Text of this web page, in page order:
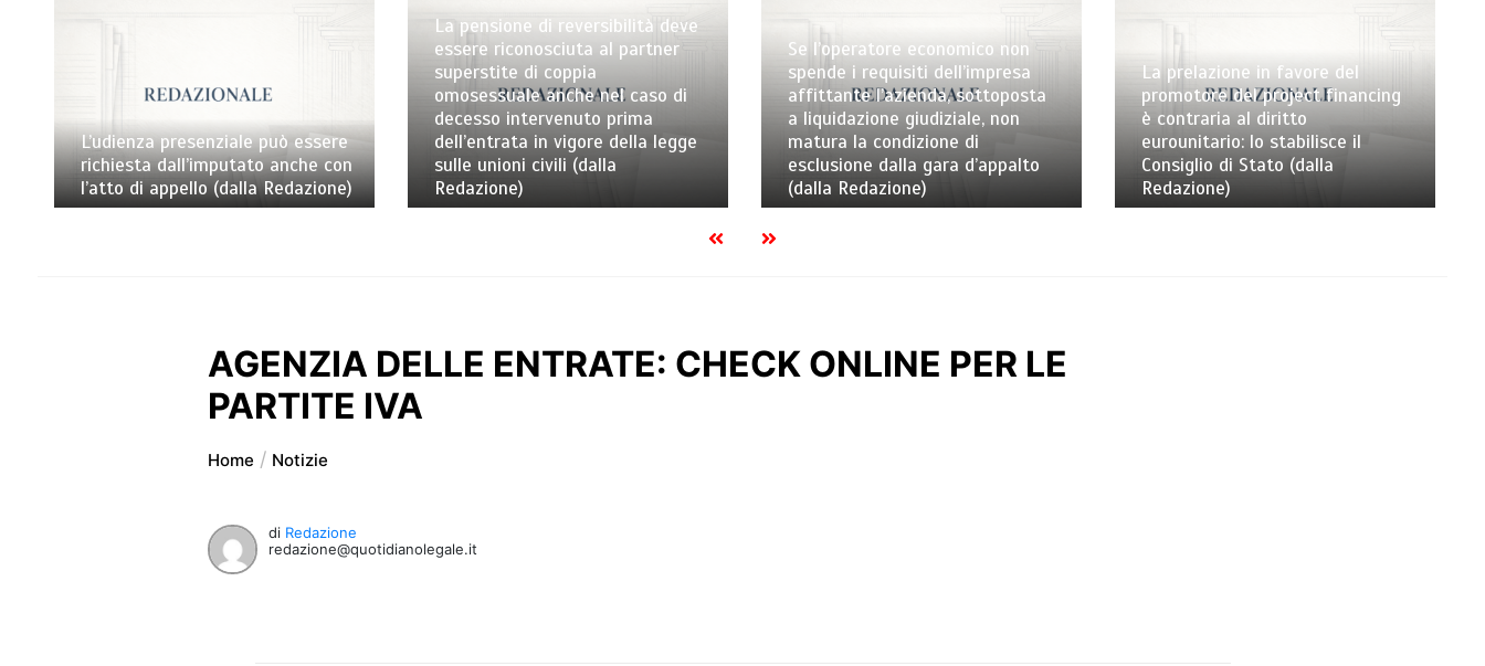
L’udienza presenziale può essere
richiesta dall’imputato anche con
l’atto di appello (dalla Redazione)
La pensione di reversibilità deve
essere riconosciuta al partner
superstite di coppia
omosessuale anche nel caso di
decesso intervenuto prima
dell’entrata in vigore della legge
sulle unioni civili (dalla
Redazione)
Se l’operatore economico non
spende i requisiti dell’impresa
affittante l’azienda, sottoposta
a liquidazione giudiziale, non
matura la condizione di
esclusione dalla gara d’appalto
(dalla Redazione)
La prelazione in favore del
promotore del project financing
è contraria al diritto
eurounitario: lo stabilisce il
Consiglio di Stato (dalla
Redazione)
AGENZIA DELLE ENTRATE: CHECK ONLINE PER LE
PARTITE IVA
Home Notizie
di Redazione
redazione@quotidianolegale.it